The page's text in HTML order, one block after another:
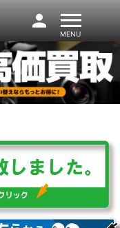
person
MENU